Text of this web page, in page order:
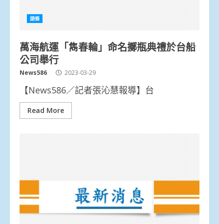
頭條
萬海航運「雋春輪」命名擲瓶典禮於台船
公司舉行
News586 2023-03-29
【News586／記者張沁慧報導】台
Read More